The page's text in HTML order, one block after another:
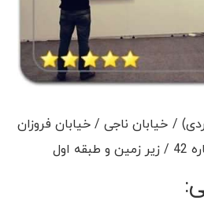
/ خیابان ناجی / خیابان فروزان